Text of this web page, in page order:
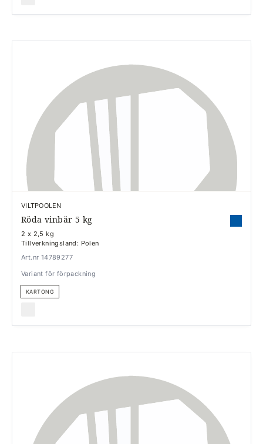
VILTPOOLEN
Röda vinbär 5 kg
2 x 2,5 kg
Tillverkningsland: Polen
Art.nr 14789277
Variant för förpackning
KARTONG